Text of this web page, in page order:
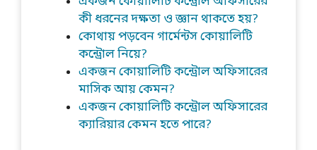
কী ধরনের দক্ষতা ও জ্ঞান থাকতে হয়?
কোথায় পড়বেন গার্মেন্টস কোয়ালিটি
কন্ট্রোল নিয়ে?
একজন কোয়ালিটি কন্ট্রোল অফিসারের
মাসিক আয় কেমন?
একজন কোয়ালিটি কন্ট্রোল অফিসারের
ক্যারিয়ার কেমন হতে পারে?